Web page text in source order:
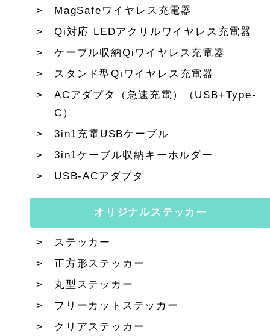
MagSafeワイヤレス充電器
Qi対応 LEDアクリルワイヤレス充電器
ケーブル収納Qiワイヤレス充電器
スタンド型Qiワイヤレス充電器
ACアダプタ（急速充電）（USB+Type-
C）
3in1充電USBケーブル
3in1ケーブル収納キーホルダー
USB-ACアダプタ
オリジナルステッカー
ステッカー
正方形ステッカー
丸型ステッカー
フリーカットステッカー
クリアステッカー